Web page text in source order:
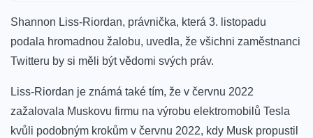
Shannon Liss-Riordan, právnička, která 3. listopadu
podala hromadnou žalobu, uvedla, že všichni zaměstnanci
Twitteru by si měli být vědomi svých práv.
Liss-Riordan je známá také tím, že v červnu 2022
zažalovala Muskovu firmu na výrobu elektromobilů Tesla
kvůli podobným krokům v červnu 2022, kdy Musk propustil